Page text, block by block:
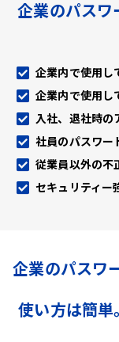
企業のパスワ
企業内で使用し
企業内で使用し
入社、退社時の
社員のパスワー
従業員以外の不
セキュリティー
企業のパスワ
使い方は簡